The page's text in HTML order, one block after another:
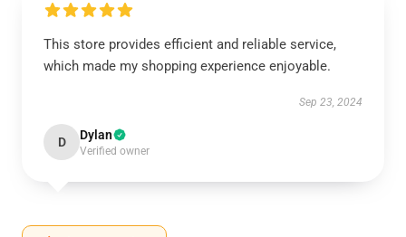
This store provides efficient and reliable service,
which made my shopping experience enjoyable.
Sep 23, 2024
D Dylan
Verified owner